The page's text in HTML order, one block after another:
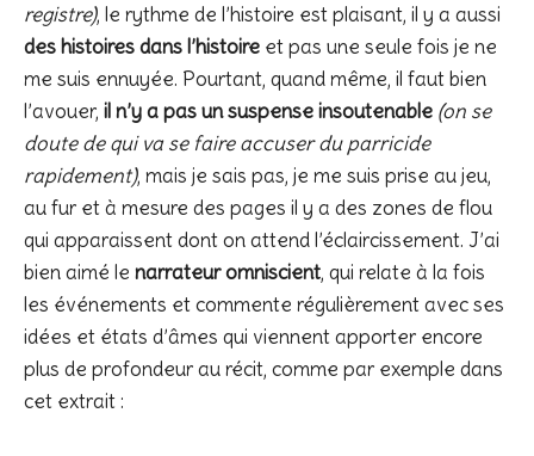
registre), le rythme de l’histoire est plaisant, il y a aussi
des histoires dans l’histoire et pas une seule fois je ne
me suis ennuyée. Pourtant, quand même, il faut bien
l’avouer, il n’y a pas un suspense insoutenable (on se
doute de qui va se faire accuser du parricide
rapidement), mais je sais pas, je me suis prise au jeu,
au fur et à mesure des pages il y a des zones de flou
qui apparaissent dont on attend l’éclaircissement. J’ai
bien aimé le narrateur omniscient, qui relate à la fois
les événements et commente régulièrement avec ses
idées et états d’âmes qui viennent apporter encore
plus de profondeur au récit, comme par exemple dans
cet extrait :